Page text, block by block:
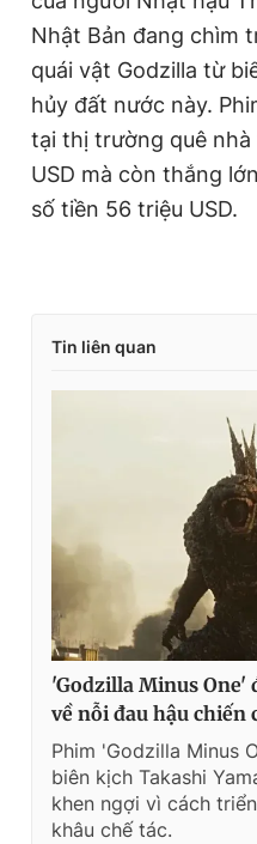
Nhật Bản đang chìm
quái vật Godzilla từ
hủy đất nước này.
tại thị trường quê
USD mà còn thắng
số tiền 56 triệu USD.
Tin liên quan
'Godzilla Minus
về nỗi đau hậu chiến
Phim 'Godzilla Minus
biên kịch Takashi
khen ngợi vì cách
khâu chế tác.